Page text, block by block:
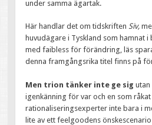
under samma ägartak.
Här handlar det om tidskriftenSiv,
huvudägare i Tyskland som hamnat
med faibless för förändring, läs
denna framgångsrika titel finns på
Men trion tänker inte ge sig utan
igenkänning för var och en som
rationaliseringsexperter inte bara i
lite av ett feelgoodens